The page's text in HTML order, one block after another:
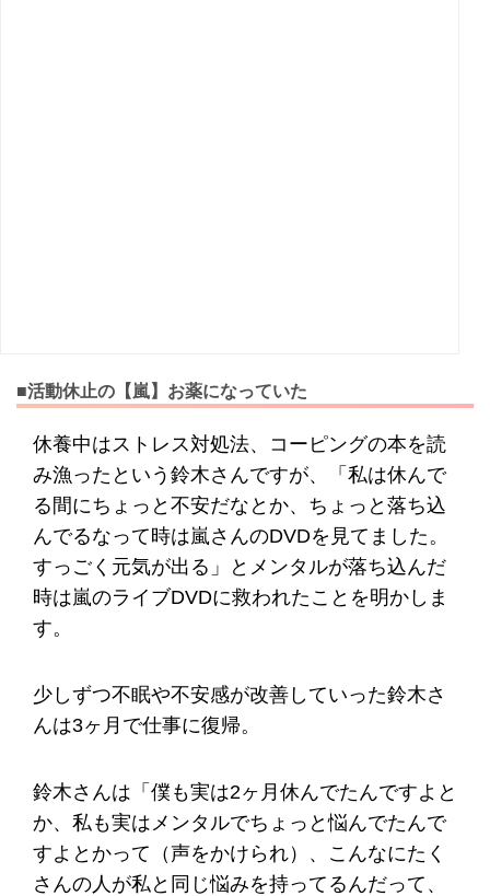
■活動休止の【嵐】お薬になっていた
休養中はストレス対処法、コーピングの本を読
み漁ったという鈴木さんですが、「私は休んで
る間にちょっと不安だなとか、ちょっと落ち込
んでるなって時は嵐さんのDVDを見てました。
すっごく元気が出る」とメンタルが落ち込んだ
時は嵐のライブDVDに救われたことを明かしま
す。
少しずつ不眠や不安感が改善していった鈴木さ
んは3ヶ月で仕事に復帰。
鈴木さんは「僕も実は2ヶ月休んでたんですよと
か、私も実はメンタルでちょっと悩んでたんで
すよとかって（声をかけられ）、こんなにたく
さんの人が私と同じ悩みを持ってるんだって、